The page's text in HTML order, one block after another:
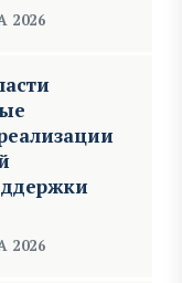
2026
2026